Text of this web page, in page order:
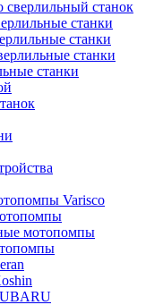
сверлильный станок
станки
станки
станки
станки
Varisco
мотопомпы